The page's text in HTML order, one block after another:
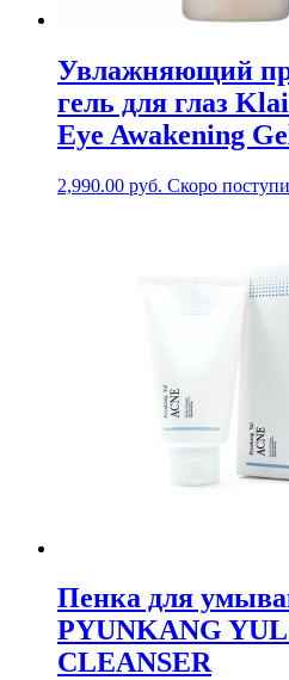
Увлажняющий
гель для глаз
Eye Awakening
2,990.00 руб. Скоро
Пенка для
PYUNKANG
CLEANSER